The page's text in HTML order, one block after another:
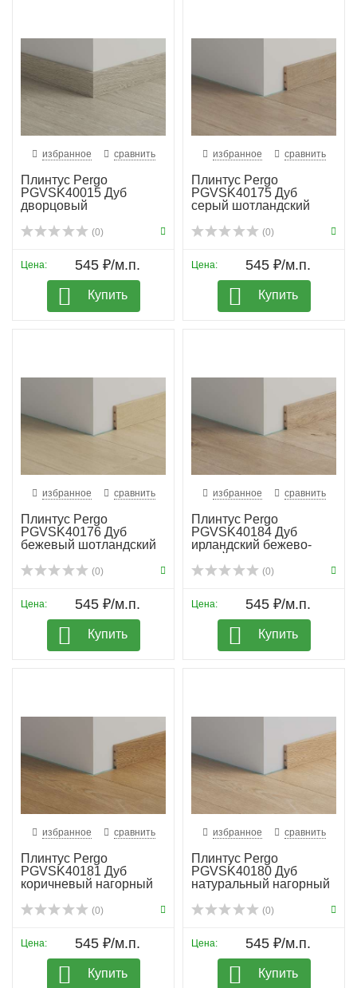
избранное сравнить
Плинтус Pergo
PGVSK40015 Дуб
дворцовый
(0)
Цена: 545 ₽/м.п.
Купить
избранное сравнить
Плинтус Pergo
PGVSK40175 Дуб
серый шотландский
(0)
Цена: 545 ₽/м.п.
Купить
избранное сравнить
Плинтус Pergo
PGVSK40176 Дуб
бежевый шотландский
(0)
Цена: 545 ₽/м.п.
Купить
избранное сравнить
Плинтус Pergo
PGVSK40184 Дуб
ирландский бежево-
серый
(0)
Цена: 545 ₽/м.п.
Купить
избранное сравнить
Плинтус Pergo
PGVSK40181 Дуб
коричневый нагорный
(0)
Цена: 545 ₽/м.п.
Купить
избранное сравнить
Плинтус Pergo
PGVSK40180 Дуб
натуральный нагорный
(0)
Цена: 545 ₽/м.п.
Купить